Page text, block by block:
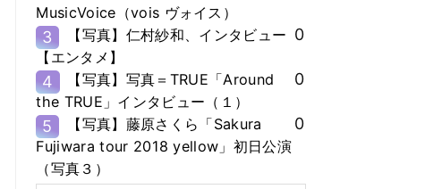
MusicVoice（vois ヴォイス）
3
【写真】仁村紗和、インタビュー
【エンタメ】
0
4
【写真】写真＝TRUE「Around
the TRUE」インタビュー（１）
0
5
【写真】藤原さくら「Sakura
Fujiwara tour 2018 yellow」初日公演
（写真３）
0